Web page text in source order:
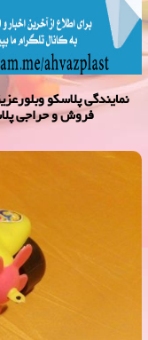
فروش و حراجی